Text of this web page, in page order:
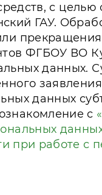
с
ГАУ.
прекращения
ФГБОУ ВО
данных.
данных
с
при работе с